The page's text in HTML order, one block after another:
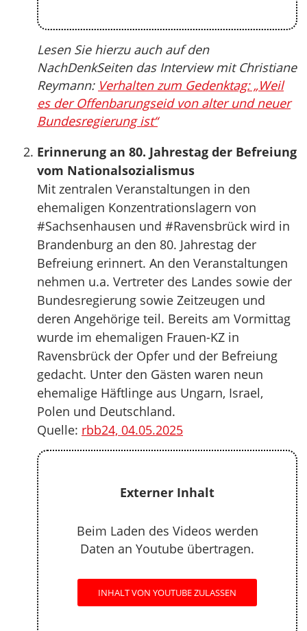
Lesen Sie hierzu auch auf den
NachDenkSeiten das Interview mit Christiane
Reymann: Verhalten zum Gedenktag: „Weil
es der Offenbarungseid von alter und neuer
Bundesregierung ist“
Erinnerung an 80. Jahrestag der Befreiung
vom Nationalsozialismus
Mit zentralen Veranstaltungen in den
ehemaligen Konzentrationslagern von
#Sachsenhausen und #Ravensbrück wird in
Brandenburg an den 80. Jahrestag der
Befreiung erinnert. An den Veranstaltungen
nehmen u.a. Vertreter des Landes sowie der
Bundesregierung sowie Zeitzeugen und
deren Angehörige teil. Bereits am Vormittag
wurde im ehemaligen Frauen-KZ in
Ravensbrück der Opfer und der Befreiung
gedacht. Unter den Gästen waren neun
ehemalige Häftlinge aus Ungarn, Israel,
Polen und Deutschland.
Quelle: rbb24, 04.05.2025
Externer Inhalt
Beim Laden des Videos werden
Daten an Youtube übertragen.
INHALT VON YOUTUBE ZULASSEN